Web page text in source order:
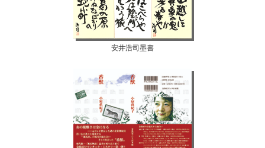
安井浩司墨書